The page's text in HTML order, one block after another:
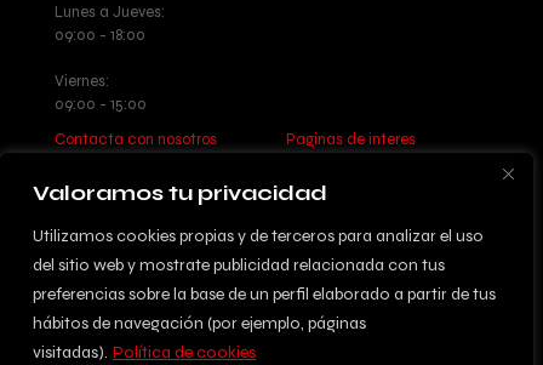
Valoramos tu privacidad
Utilizamos cookies propias y de terceros para analizar el uso
del sitio web y mostrate publicidad relacionada con tus
preferencias sobre la base de un perfil elaborado a partir de tus
hábitos de navegación (por ejemplo, páginas
visitadas). Política de cookies
Lunes a Jueves:
09:00 - 18:00
Viernes:
09:00 - 15:00
Contacta con nosotros
Escribenos:
info@betatrueba.com
Paginas de interes
privacidad
Sitemap